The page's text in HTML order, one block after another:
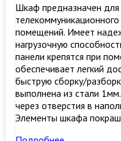
Шкаф предназначен для
помещений. Имеет
нагрузочную
панели крепятся при
обеспечивает легкий
быструю сборку/
выполнена из стали
через отверстия в
Элементы шкафа